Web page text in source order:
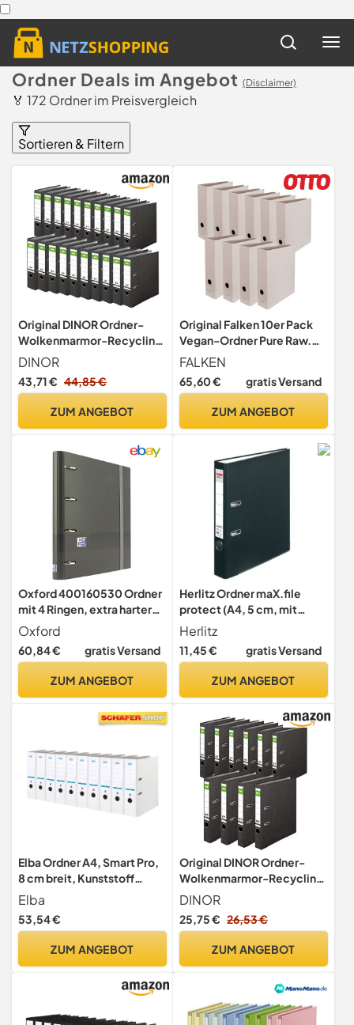
Ordner Deals im Angebot (Disclaimer)
🏅 172 Ordner im Preisvergleich
Sortieren & Filtern
Original DINOR Ordner-
Wolkenmarmor-Recycling
- Made in Germany. 20er
Pack 8 cm breit DIN A4
schwarz Aktenordner
Pappordner Schlitzordner
DINOR
43,71 € 44,85 €
ZUM ANGEBOT
Original Falken 10er Pack
Vegan-Ordner Pure Raw.
Made in Germany. 8 cm
breit DIN A4 Grau
naturbelassen puristisch
Aktenordner Briefordner
Schlitzordner
FALKEN
65,60 € gratis Versand
ZUM ANGEBOT
Oxford 400160530 Ordner
mit 4 Ringen, extra harter
Deckel, Gummiverschluss
und Rastereinlage,
inklusive Tafel und
Größe A4+
Oxford
60,84 € gratis Versand
ZUM ANGEBOT
Herlitz Ordner maX.file
protect (A4, 5 cm, mit
Einsteckrückenschild)
(Schwarz)
Herlitz
11,45 € gratis Versand
ZUM ANGEBOT
Elba Ordner A4, Smart Pro,
8 cm breit, Kunststoff
außen, weiß, 10 Stück
Elba
53,54 €
ZUM ANGEBOT
Original DINOR Ordner-
Wolkenmarmor-Recycling
- Made in Germany. 10er
Pack 5 cm breit DIN A4
schwarz Aktenordner
Pappordner Schlitzordner
DINOR
25,75 € 26,53 €
ZUM ANGEBOT